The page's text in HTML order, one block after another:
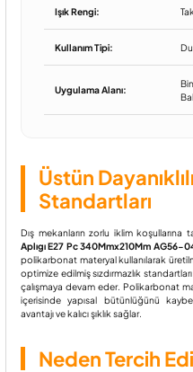
Işık Rengi:
Kullanım Tipi:
Uygulama Alanı:
Üstün
Standartları
Dış mekanların zorlu iklim
Aplıgı E27 Pc 340Mmx210Mm AG56-
polikarbonat materyal kullanılarak
optimize edilmiş sızdırmazlık
çalışmaya devam eder. Polikarbonat
içerisinde yapısal bütünlüğünü
avantajı ve kalıcı şıklık sağlar.
Neden Tercih